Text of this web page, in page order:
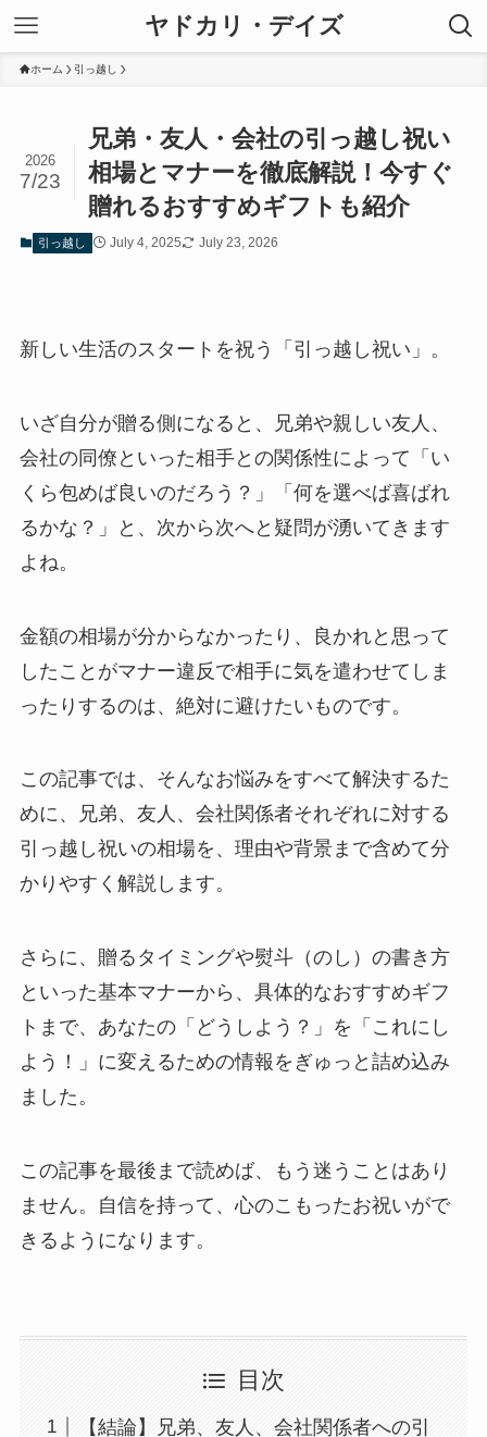
ヤドカリ・デイズ
ホーム 引っ越し
兄弟・友人・会社の引っ越し祝い
相場とマナーを徹底解説！今すぐ
贈れるおすすめギフトも紹介
2026
7/23
引っ越し July 4, 2025 July 23, 2026
新しい生活のスタートを祝う「引っ越し祝い」。
いざ自分が贈る側になると、兄弟や親しい友人、
会社の同僚といった相手との関係性によって「い
くら包めば良いのだろう？」「何を選べば喜ばれ
るかな？」と、次から次へと疑問が湧いてきます
よね。
金額の相場が分からなかったり、良かれと思って
したことがマナー違反で相手に気を遣わせてしま
ったりするのは、絶対に避けたいものです。
この記事では、そんなお悩みをすべて解決するた
めに、兄弟、友人、会社関係者それぞれに対する
引っ越し祝いの相場を、理由や背景まで含めて分
かりやすく解説します。
さらに、贈るタイミングや熨斗（のし）の書き方
といった基本マナーから、具体的なおすすめギフ
トまで、あなたの「どうしよう？」を「これにし
よう！」に変えるための情報をぎゅっと詰め込み
ました。
この記事を最後まで読めば、もう迷うことはあり
ません。自信を持って、心のこもったお祝いがで
きるようになります。
目次
【結論】兄弟、友人、会社関係者への引